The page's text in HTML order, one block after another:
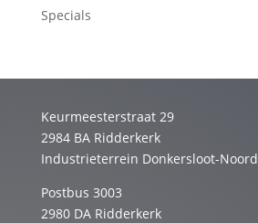
Specials
Keurmeesterstraat 29
2984 BA Ridderkerk
Industrieterrein Donkersloot-Noord
Postbus 3003
2980 DA Ridderkerk